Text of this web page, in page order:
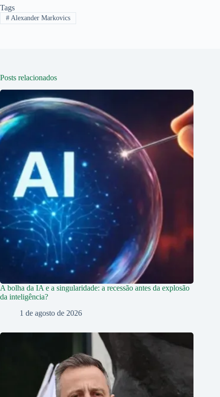
Tags
#Alexander Markovics
Posts relacionados
A bolha da IA e a singularidade: a recessão antes da explosão
da inteligência?
1 de agosto de 2026